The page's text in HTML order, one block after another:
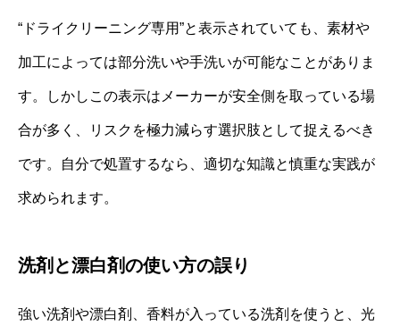
“ドライクリーニング専用”と表示されていても、素材や
加工によっては部分洗いや手洗いが可能なことがありま
す。しかしこの表示はメーカーが安全側を取っている場
合が多く、リスクを極力減らす選択肢として捉えるべき
です。自分で処置するなら、適切な知識と慎重な実践が
求められます。
洗剤と漂白剤の使い方の誤り
強い洗剤や漂白剤、香料が入っている洗剤を使うと、光